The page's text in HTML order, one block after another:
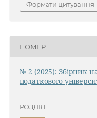
Формати цитування
НОМЕР
№ 2 (2025): Збірник
податкового
РОЗДІЛ